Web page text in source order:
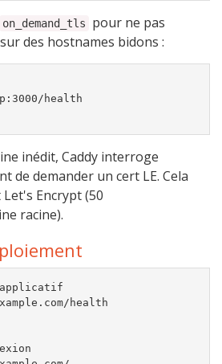
on_demand_tls
pour ne pas
des hostnames bidons :
health
inédit, Caddy interroge
de demander un cert LE. Cela
Encrypt (50
racine).
applicatif
health